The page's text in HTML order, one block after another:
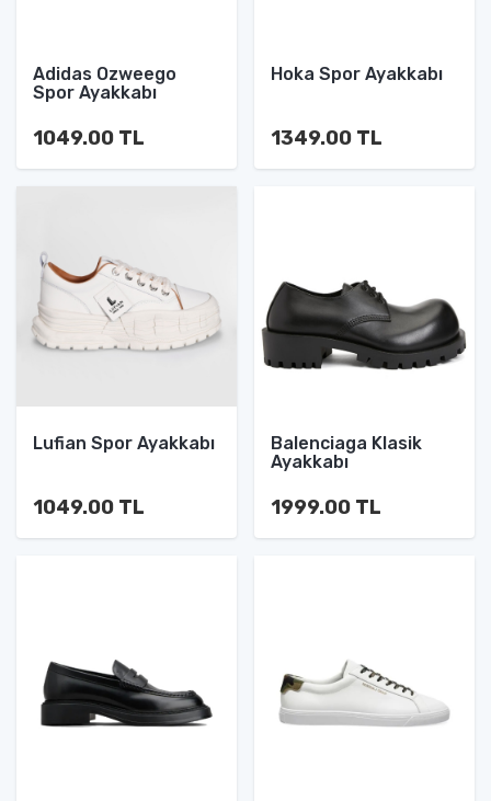
Adidas Ozweego
Spor Ayakkabı
1049.00 TL
Hoka Spor Ayakkabı
1349.00 TL
Lufian Spor Ayakkabı
1049.00 TL
Balenciaga Klasik
Ayakkabı
1999.00 TL